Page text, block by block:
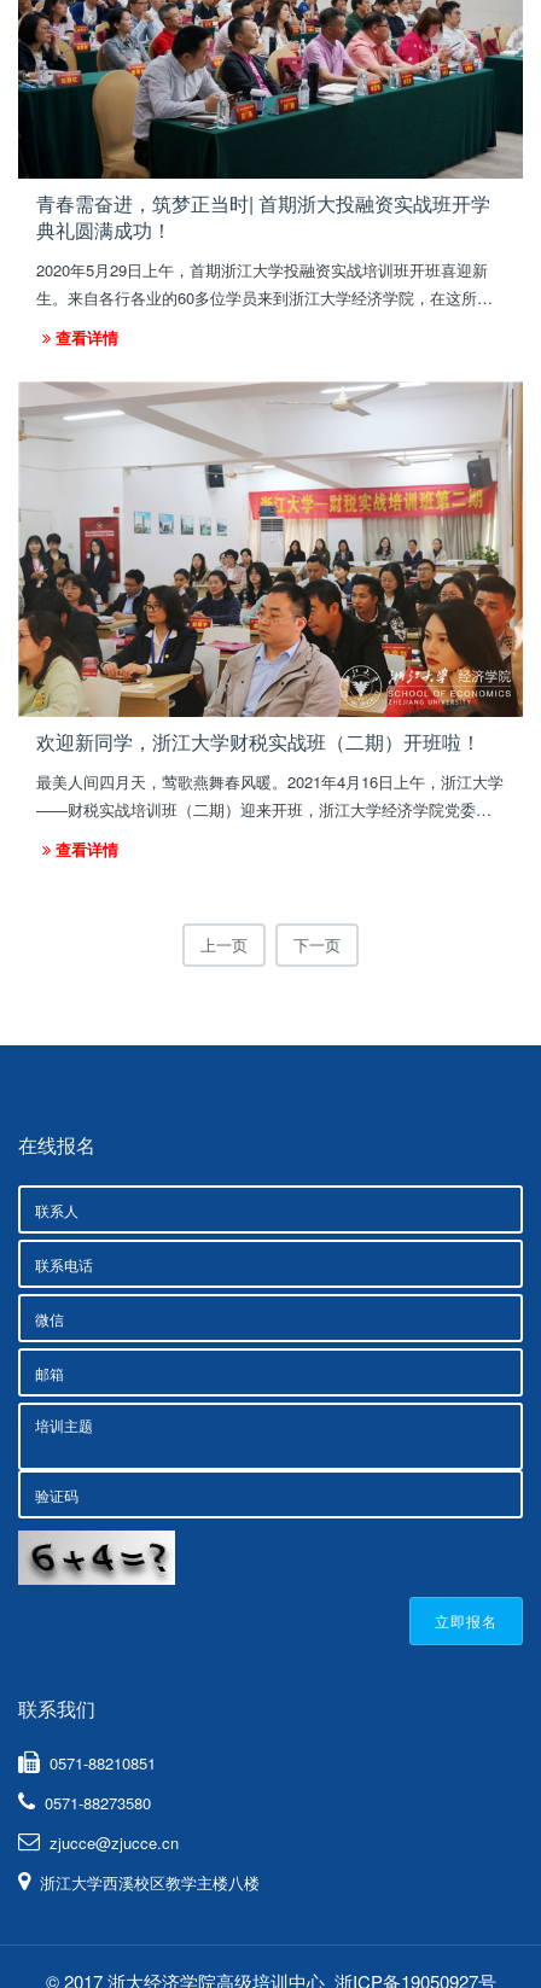
青春需奋进，筑梦正当时| 首期浙大投融资实战班开学
典礼圆满成功！
2020年5月29日上午，首期浙江大学投融资实战培训班开班喜迎新
生。来自各行各业的60多位学员来到浙江大学经济学院，在这所百
年名校中，与优秀的同学相遇、与杰出的老师相遇、成为更好的自
己！
查看详情
欢迎新同学，浙江大学财税实战班（二期）开班啦！
最美人间四月天，莺歌燕舞春风暖。2021年4月16日上午，浙江大学
——财税实战培训班（二期）迎来开班，浙江大学经济学院党委副
书记卢飞霞，浙江大学经济学院高级培训中心副主任丁菊芳出席了
开班仪式。开班式由浙江大学经济学院高级培训中心主任助理许国
查看详情
上一页 下一页
在线报名
立即报名
联系我们
0571-88210851
0571-88273580
zjucce@zjucce.cn
浙江大学西溪校区教学主楼八楼
© 2017 浙大经济学院高级培训中心 浙ICP备19050927号